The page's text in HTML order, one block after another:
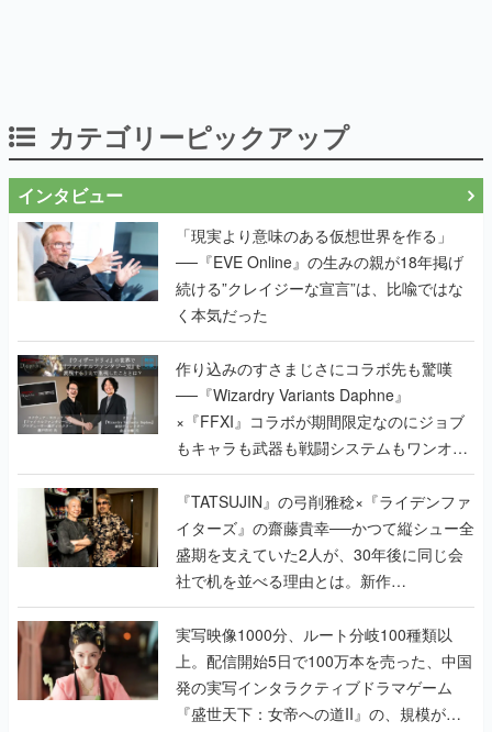
「現実より意味のある仮想世界を作る」
──『EVE Online』の生みの親が18年掲げ
く本気だった
作り込みのすさまじさにコラボ先も驚嘆
──『Wizardry Variants Daphne』
×『FFXI』コラボが期間限定なのにジョブ
もキャラも武器も戦闘システムもワンオフ
で作り込まれた理由を両ディレクターに聞
く
『TATSUJIN』の弓削雅稔×『ライデンファ
イターズ』の齋藤貴幸──かつて縦シュー全
盛期を支えていた2人が、30年後に同じ会
社で机を並べる理由とは。新作
『TATSUJIN EXTREME』で初タッグを組
んだレジェンド2人に訊く開発秘話
実写映像1000分、ルート分岐100種類以
上。配信開始5日で100万本を売った、中国
発の実写インタラクティブドラマゲーム
『盛世天下：女帝への道II』の、規模が違
うこだわりをプロデューサーに聞いた
半年でアプリストアをオープン？ スマホア
プリの“代替ストア”として、わずか6ヵ月で